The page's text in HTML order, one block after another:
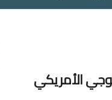
الأمريكي